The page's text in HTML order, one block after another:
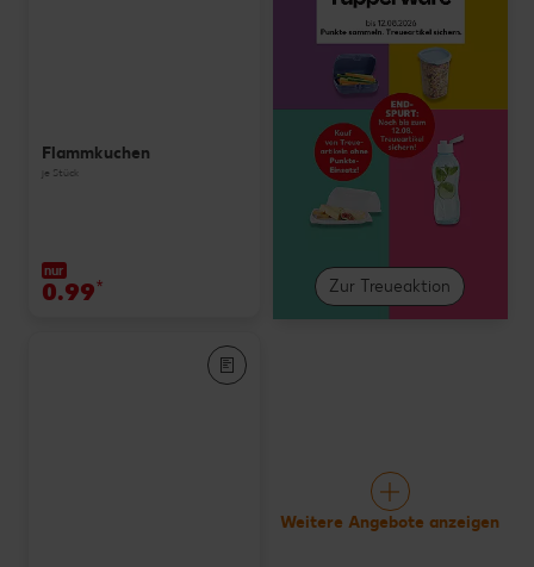
Zur Treueaktion
Flammkuchen
je Stück
nur
0.99*
Weitere Angebote anzeigen